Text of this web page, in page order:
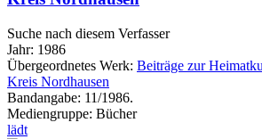
Suche nach diesem Verfasser
Jahr: 1986
Übergeordnetes Werk: Beiträge zur
Kreis Nordhausen
Bandangabe: 11/1986.
Mediengruppe: Bücher
lädt